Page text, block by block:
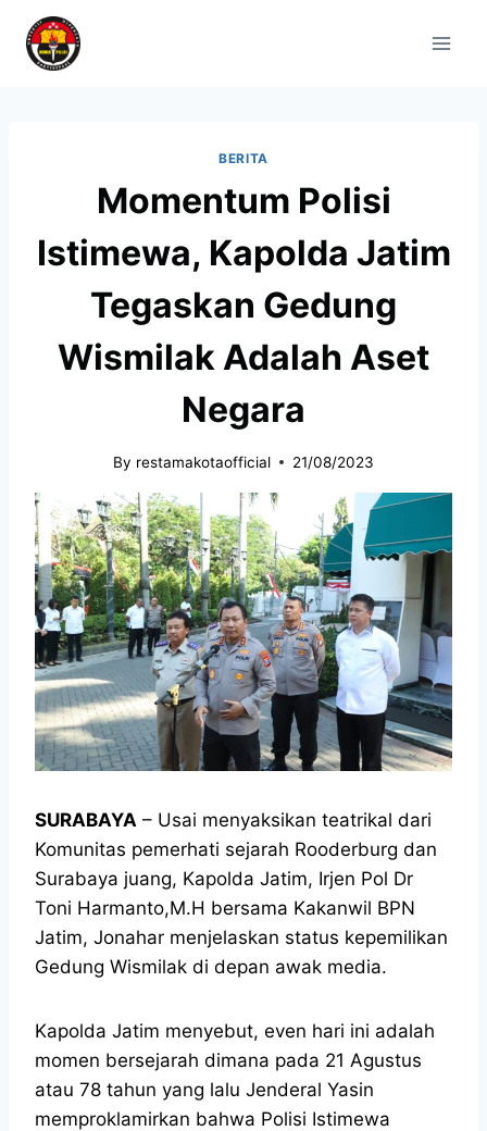
BERITA
Momentum Polisi
Istimewa, Kapolda Jatim
Tegaskan Gedung
Wismilak Adalah Aset
Negara
By restamakotaofficial 21/08/2023
SURABAYA – Usai menyaksikan teatrikal dari
Komunitas pemerhati sejarah Rooderburg dan
Surabaya juang, Kapolda Jatim, Irjen Pol Dr
Toni Harmanto,M.H bersama Kakanwil BPN
Jatim, Jonahar menjelaskan status kepemilikan
Gedung Wismilak di depan awak media.
Kapolda Jatim menyebut, even hari ini adalah
momen bersejarah dimana pada 21 Agustus
atau 78 tahun yang lalu Jenderal Yasin
memproklamirkan bahwa Polisi Istimewa